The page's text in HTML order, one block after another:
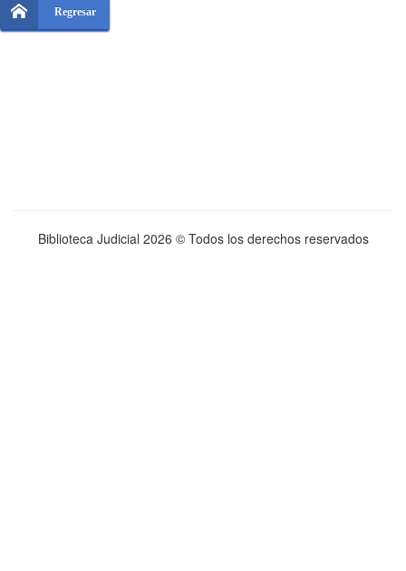
Regresar
Biblioteca Judicial 2026 © Todos los derechos reservados